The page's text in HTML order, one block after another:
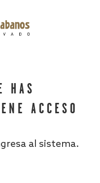
HAS
ACCESO
al sistema.